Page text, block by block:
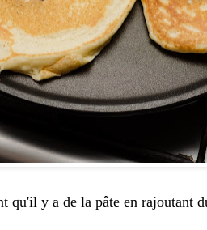
qu'il y a de la pâte en rajoutant